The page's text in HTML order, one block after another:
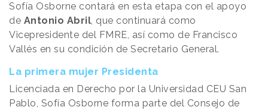
Sofía Osborne contará en esta etapa con el apoyo
de Antonio Abril, que continuará como
Vicepresidente del FMRE, así como de Francisco
Vallés en su condición de Secretario General.
La primera mujer Presidenta
Licenciada en Derecho por la Universidad CEU San
Pablo, Sofía Osborne forma parte del Consejo de